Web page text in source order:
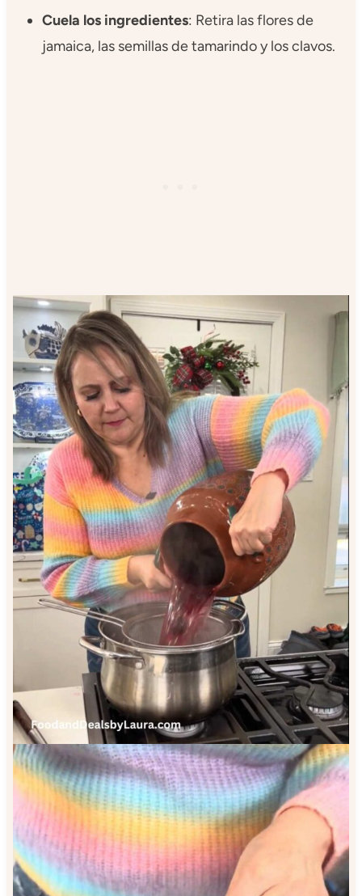
Cuela los ingredientes: Retira las flores de
jamaica, las semillas de tamarindo y los clavos.